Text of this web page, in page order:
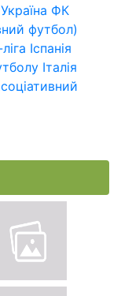
Україна ФК
футбол)
Іспанія
Італія